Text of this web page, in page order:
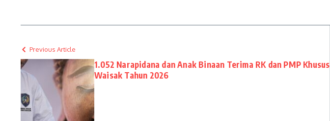
Previous Article
1.052 Narapidana dan Anak Binaan Terima RK dan PMP Khusus
Waisak Tahun 2026